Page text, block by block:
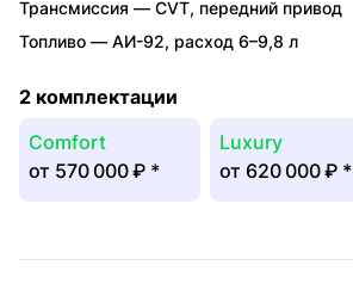
Трансмиссия — CVT, передний привод
Топливо — АИ-92, расход 6–9,8 л
2 комплектации
Comfort
от 570 000 ₽ *
Luxury
от 620 000 ₽ *